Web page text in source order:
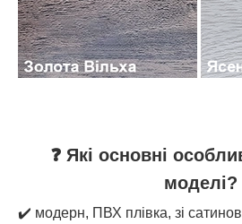
❓ Які основні
моделі?
✔️ модерн, ПВХ плівка, зі